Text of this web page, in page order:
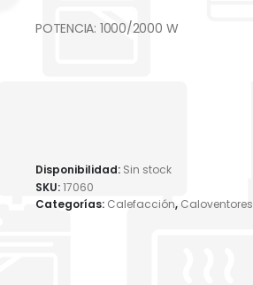
POTENCIA: 1000/2000 W
Disponibilidad: Sin stock
SKU:17060
Categorías: Calefacción, Caloventores